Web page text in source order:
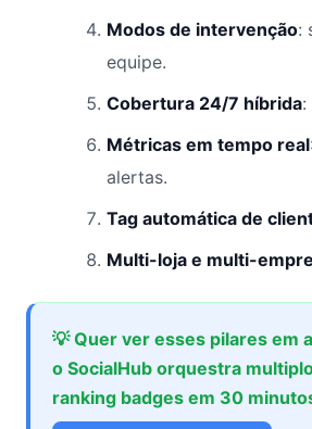
Modos de intervenção:
equipe.
Cobertura 24/7 híbrida:
Métricas em tempo real
alertas.
Tag automática de
Multi-loja e multi-
💡 Quer ver esses pilares em
o SocialHub orquestra
ranking badges em 30